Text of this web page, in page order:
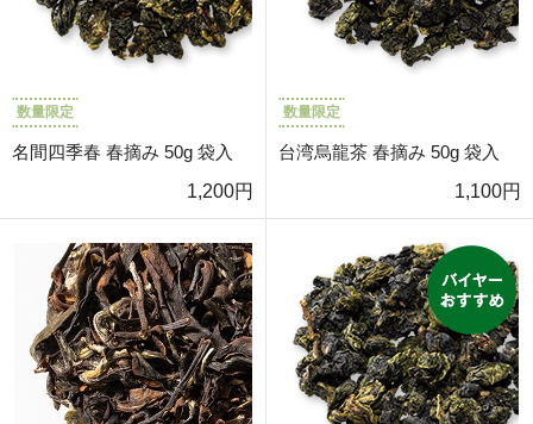
数量限定
名間四季春 春摘み 50g 袋入
1,200円
数量限定
台湾烏龍茶 春摘み 50g 袋入
1,100円